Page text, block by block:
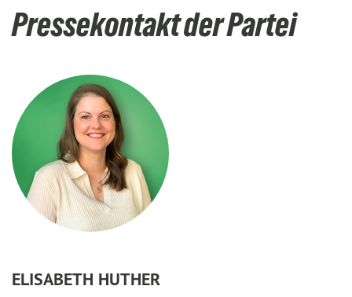
Pressekontakt der Partei
ELISABETH HUTHER